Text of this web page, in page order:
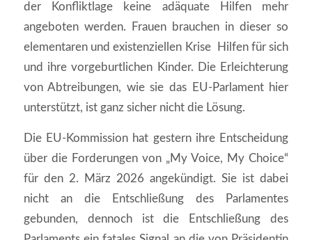
der Konfliktlage keine adäquate Hilfen mehr
angeboten werden. Frauen brauchen in dieser so
elementaren und existenziellen Krise Hilfen für sich
und ihre vorgeburtlichen Kinder. Die Erleichterung
von Abtreibungen, wie sie das EU-Parlament hier
unterstützt, ist ganz sicher nicht die Lösung.
Die EU-Kommission hat gestern ihre Entscheidung
über die Forderungen von „My Voice, My Choice“
für den 2. März 2026 angekündigt. Sie ist dabei
nicht an die Entschließung des Parlamentes
gebunden, dennoch ist die Entschließung des